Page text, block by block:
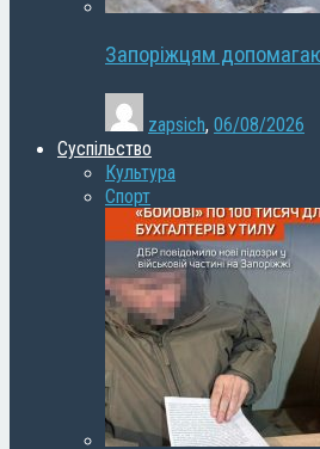
Запоріжцям
zapsich, 06/08/2026
Суспільство
Культура
Спорт